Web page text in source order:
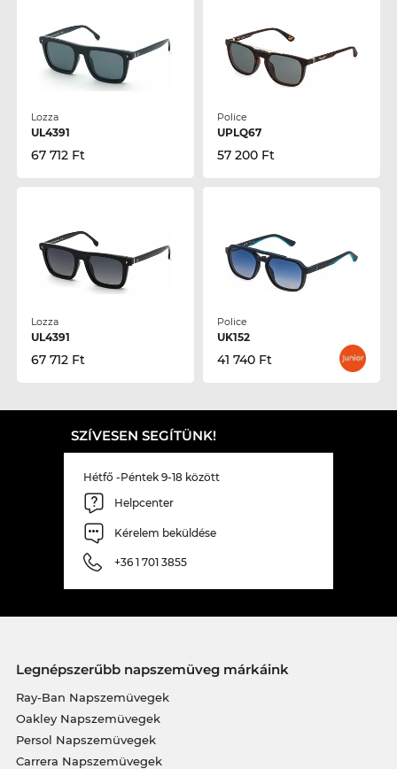
Lozza
UL4391
67 712 Ft
Police
UPLQ67
57 200 Ft
Lozza
UL4391
67 712 Ft
Police
UK152
41 740 Ft
SZÍVESEN SEGÍTÜNK!
Hétfő -Péntek 9-18 között
Helpcenter
Kérelem beküldése
+36 1 701 3855
Legnépszerűbb napszemüveg márkáink
Ray-Ban Napszemüvegek
Oakley Napszemüvegek
Persol Napszemüvegek
Carrera Napszemüvegek